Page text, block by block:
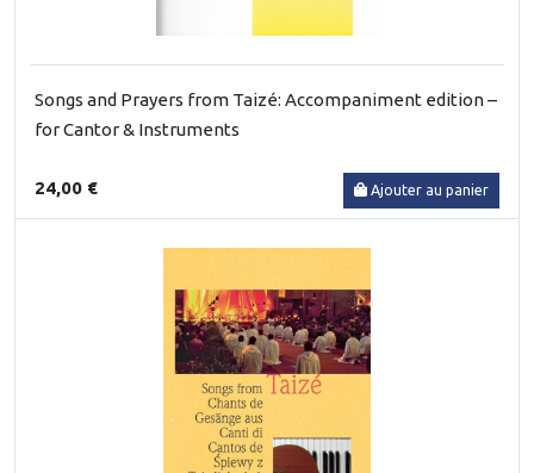
Songs and Prayers from Taizé: Accompaniment edition –
for Cantor & Instruments
24,00 € Ajouter au panier